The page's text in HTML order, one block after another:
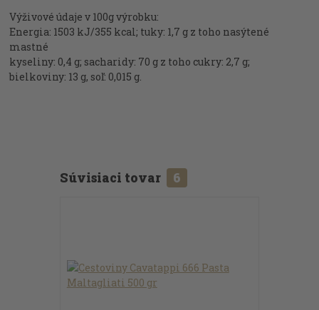
Výživové údaje v 100g výrobku:
Energia: 1503 kJ/355 kcal; tuky: 1,7 g z toho nasýtené
mastné
kyseliny: 0,4 g; sacharidy: 70 g z toho cukry: 2,7 g;
bielkoviny: 13 g, soľ: 0,015 g.
Súvisiaci tovar 6